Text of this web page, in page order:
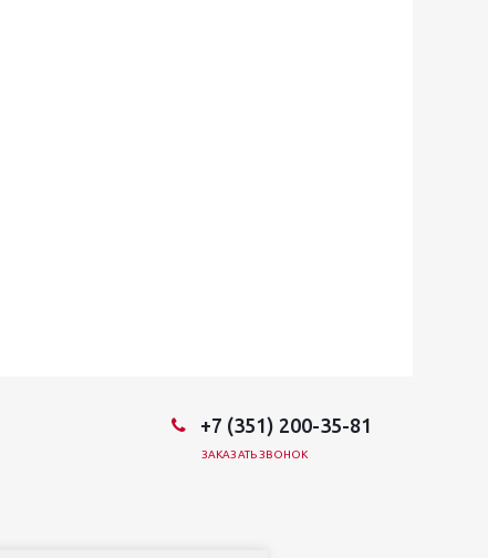
+7 (351) 200-35-81
ЗАКАЗАТЬ ЗВОНОК